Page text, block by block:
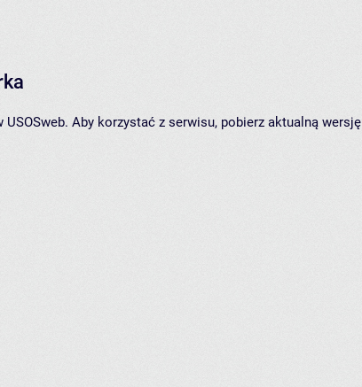
Aby korzystać z serwisu, pobierz aktualną wersję